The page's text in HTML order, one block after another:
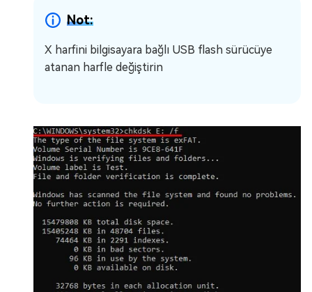
Not:
X harfini bilgisayara bağlı USB flash sürücüye
atanan harfle değiştirin